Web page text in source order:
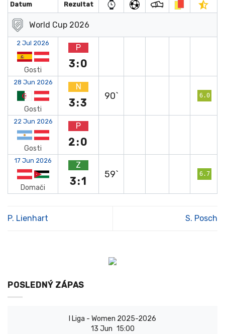
Datum Rezultat
World Cup 2026
2 Jul 2026
Gosti
P
3:0
28 Jun 2026
Gosti
N
3:3
90` 6.0
22 Jun 2026
Gosti
P
2:0
17 Jun 2026
Domači
Z
3:1
59` 6.7
P. Lienhart S. Posch
POSLEDNÝ ZÁPAS
I Liga - Women 2025-2026
13 Jun 15:00